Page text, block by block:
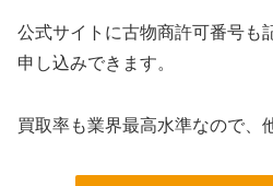
公式サイトに古物商許可番号も
申し込みできます。
買取率も業界最高水準なので、